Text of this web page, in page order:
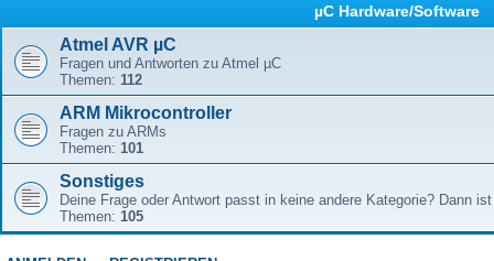
µC Hardware/Software
Atmel AVR µC
Fragen und Antworten zu Atmel µC
Themen: 112
ARM Mikrocontroller
Fragen zu ARMs
Themen: 101
Sonstiges
Deine Frage oder Antwort passt in keine andere Kategorie? Dann
Themen: 105